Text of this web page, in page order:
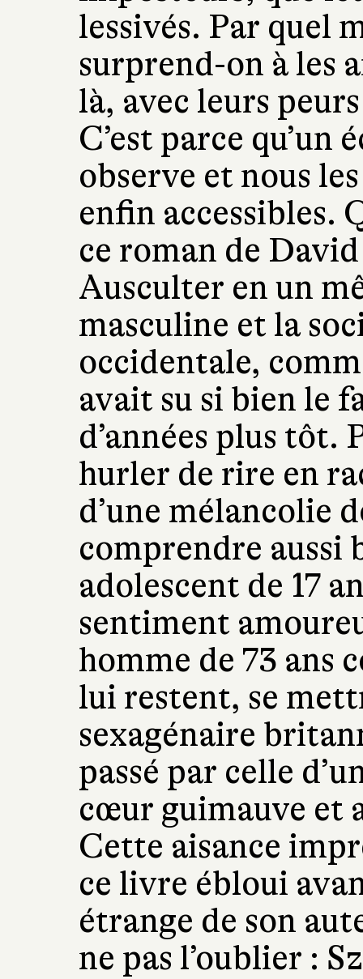
lessivés. Par quel
surprend-on à les
là, avec leurs
C’est parce qu’un
observe et nous
enfin accessibles.
ce roman de
Ausculter en un
masculine et la
occidentale,
avait su si bien le
d’années plus tôt.
hurler de rire en
d’une mélancolie
comprendre aussi
adolescent de 17
sentiment
homme de 73 ans
lui restent, se
sexagénaire
passé par celle
cœur guimauve et
Cette aisance
ce livre ébloui
étrange de son
ne pas l’oublier :